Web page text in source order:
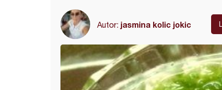
Autor: jasmina kolic jokic